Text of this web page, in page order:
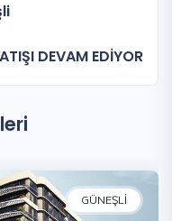
DEVAM EDİYOR
GÜNEŞLI